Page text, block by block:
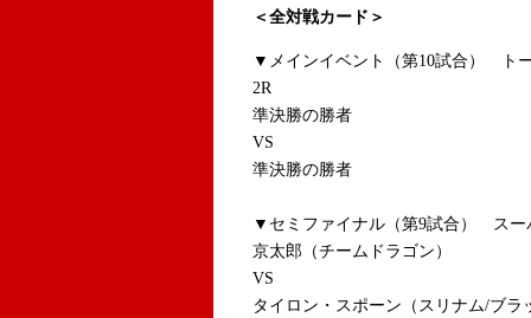
＜全対戦カード＞
▼メインイベント（第10試合） ト
2R
準決勝の勝者
VS
準決勝の勝者
▼セミファイナル（第9試合） ス
京太郎（チームドラゴン）
VS
タイロン・スポーン（スリナム/ブラ